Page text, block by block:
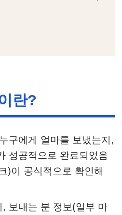
란?
구에게 얼마를 보냈는지,
성공적으로 완료되었음
)이 공식적으로 확인해
보내는 분 정보(일부 마